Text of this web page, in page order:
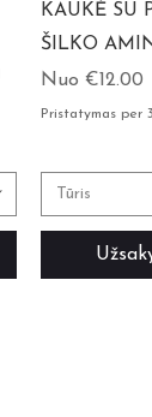
KAUKĖ SU
ŠILKO
Nuo €12.00
Pardavimo
Pristatymas per
Tūris